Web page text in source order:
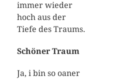
immer wieder
hoch aus der
Tiefe des Traums.
Schöner Traum
Ja, i bin so oaner